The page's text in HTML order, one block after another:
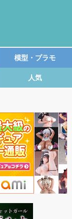
模型・プラモ
人気